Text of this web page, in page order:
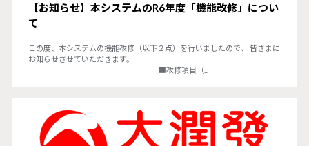
【お知らせ】本システムのR6年度「機能改修」につい
て
この度、本システムの機能改修（以下２点）を行いましたので、 皆さまに
お知らせさせていただきます。 ーーーーーーーーーーーーーーーーーーー
ーーーーーーーーーーーーーーーーー ■改修項目（...